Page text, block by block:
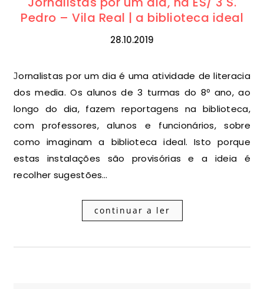
Pedro – Vila Real | a biblioteca ideal
28.10.2019
Jornalistas por um dia é uma atividade de literacia
dos media. Os alunos de 3 turmas do 8º ano, ao
longo do dia, fazem reportagens na biblioteca,
com professores, alunos e funcionários, sobre
como imaginam a biblioteca ideal. Isto porque
estas instalações são provisórias e a ideia é
recolher sugestões…
continuar a ler